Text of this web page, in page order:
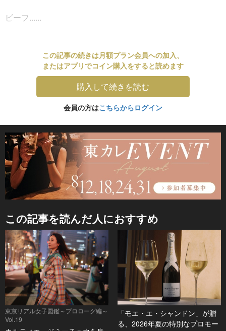
ビーフ......
この記事の続きは月額プラン会員への加入、
またはアプリでコイン購入をすると読めます
購入して続きを読む
会員の方はこちらからログイン
この記事を読んだ人におすすめ
東京リアル女子図鑑～プロローグ編～
Vol.19
「モエ・エ・シャンドン」が贈
る、2026年夏の特別なプロモー